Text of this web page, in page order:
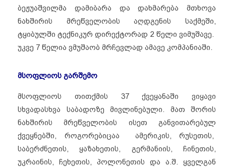
ბეჟუაშვილმა დამიბარა და დახმარება მთხოვა
ნახშირის მრეწველობის აღდგენის საქმეში,
ტყიბულში ტექნიკურ დირექტორად 2 წელი ვიმუშავე.
უკვე 7 წელია ვმუშაობ მრჩევლად ამავე კომპანიაში.
მსოფლიოს გარშემო
მსოფლიოს თითქმის 37 ქვეყანაში ვიყავი
სხვადასხვა საბადოზე მივლინებული. მათ შორის
ნახშირის მრეწველობის ისეთ განვითარებულ
ქვეყნებში, როგორებიცაა ამერიკის, რუსეთის,
საბერძნეთის, ყაზახეთის, გერმანიის, ჩინეთის,
უკრაინის, ჩეხეთის, პოლონეთის და ა.შ. ყველგან